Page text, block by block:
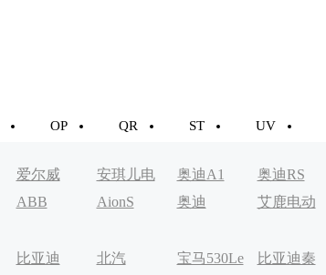
OP QR ST UV
爱尔威 安琪儿电
动车
奥迪A1 奥迪RS
ABB AionS 奥迪 艾鹿电动
比亚迪 北汽 宝马530Le 比亚迪秦